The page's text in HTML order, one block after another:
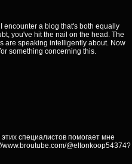
encounter a blog that's both equally
you've hit the nail on the head. The
are speaking intelligently about. Now
something concerning this.
этих специалистов помогает мне
www.broutube.com/@eltonkoop54374?